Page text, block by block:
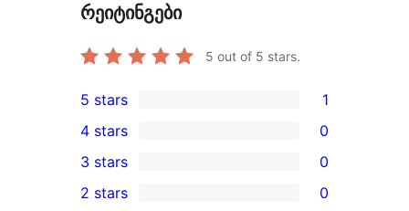
რეიტინგები
5 out of 5 stars.
1
5-
star
review
5 stars 1
4-
star
4 stars 0
0
3-
3 stars 0
2 stars 0